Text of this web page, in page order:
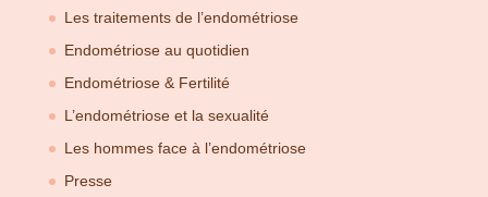
Les traitements de l’endométriose
Endométriose au quotidien
Endométriose & Fertilité
L’endométriose et la sexualité
Les hommes face à l’endométriose
Presse